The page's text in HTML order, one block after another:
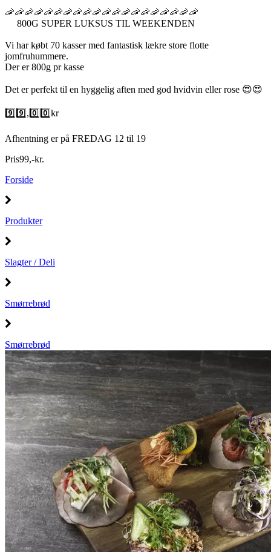
🦐🦐🦐🦐🦐🦐🦐🦐🦐🦐🦐🦐🦐🦐🦐🦐🦐🦐🦐🦐
800G SUPER LUKSUS TIL WEEKENDEN
Vi har købt 70 kasser med fantastisk lækre store flotte
jomfruhummere.
Der er 800g pr kasse
Det er perfekt til en hyggelig aften med god hvidvin eller rose 😍😍
9️⃣9️⃣,0️⃣0️⃣kr
Afhentning er på FREDAG 12 til 19
Pris99,-kr.
Forside
Produkter
Slagter / Deli
Smørrebrød
Smørrebrød